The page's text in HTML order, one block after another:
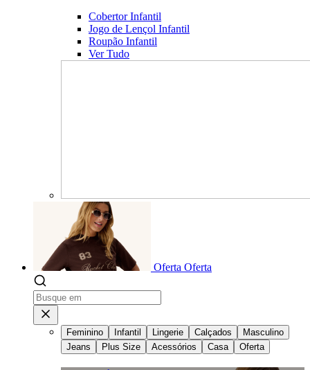
Cobertor Infantil
Jogo de Lençol Infantil
Roupão Infantil
Ver Tudo
Oferta Oferta
Feminino Infantil Lingerie Calçados
Masculino
Jeans
Plus Size Acessórios Casa Oferta